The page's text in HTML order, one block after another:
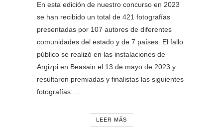
En esta edición de nuestro concurso en 2023
se han recibido un total de 421 fotografías
presentadas por 107 autores de diferentes
comunidades del estado y de 7 países. El fallo
público se realizó en las instalaciones de
Argizpi en Beasain el 13 de mayo de 2023 y
resultaron premiadas y finalistas las siguientes
fotografías:…
LEER MÁS